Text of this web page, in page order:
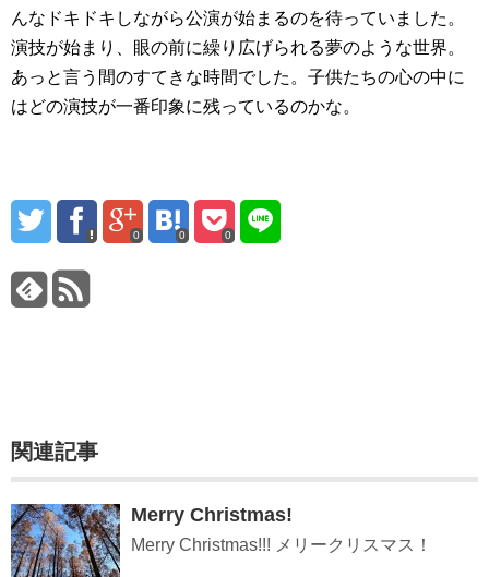
んなドキドキしながら公演が始まるのを待っていました。
演技が始まり、眼の前に繰り広げられる夢のような世界。
あっと言う間のすてきな時間でした。子供たちの心の中に
はどの演技が一番印象に残っているのかな。
0 0 0
関連記事
Merry Christmas!
Merry Christmas!!! メリークリスマス！